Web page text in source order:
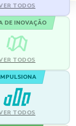
TODOS
DE INOVAÇÃO
TODOS
TODOS